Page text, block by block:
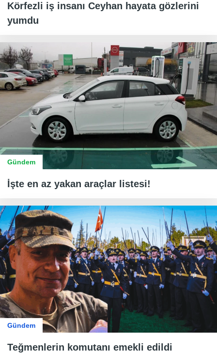
Körfezli iş insanı Ceyhan hayata gözlerini
yumdu
Gündem
İşte en az yakan araçlar listesi!
Gündem
Teğmenlerin komutanı emekli edildi